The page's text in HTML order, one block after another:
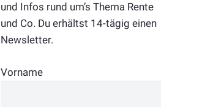
und Infos rund um’s Thema Rente
und Co. Du erhältst 14-tägig einen
Newsletter.
Vorname